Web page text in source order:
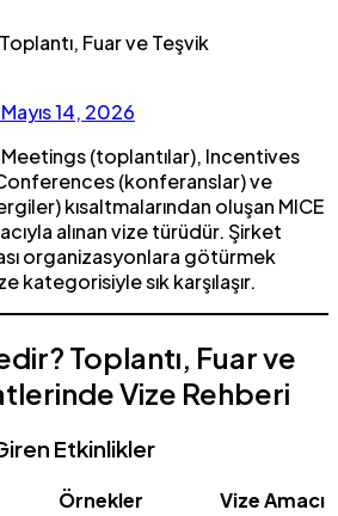
Mayıs 14, 2026
Meetings (toplantılar), Incentives
(konferanslar) ve
kısaltmalarından oluşan MICE
alınan vize türüdür. Şirket
organizasyonlara götürmek
kategorisiyle sık karşılaşır.
Toplantı, Fuar ve
Vize Rehberi
Etkinlikler
Örnekler
Vize Amacı